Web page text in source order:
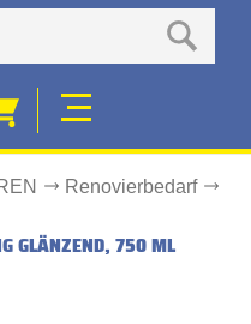
Renovierbedarf
GLÄNZEND, 750 ML